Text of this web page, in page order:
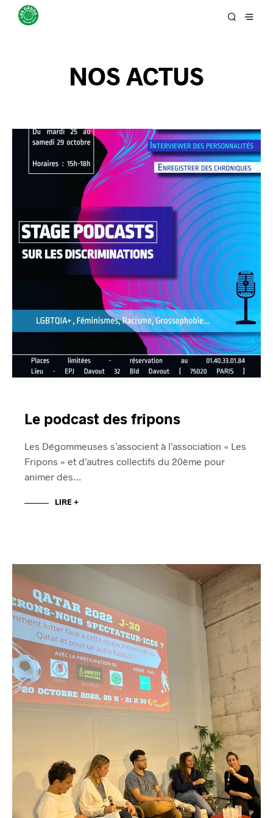
NOS ACTUS
Le podcast des fripons
Les Dégommeuses s’associent à l’association « Les
Fripons » et d’autres collectifs du 20ème pour
animer des…
LIRE +